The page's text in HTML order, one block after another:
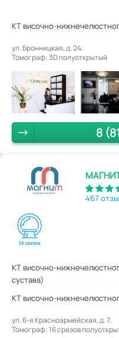
КТ височно-
ул. Бронницкая, д. 24.
Томограф: 3D полуоткрытый
8
467
КТ височно-
сустава)
КТ височно-
ул. 6-я Красноармейская, д. 7.
Томограф: 16 срезов